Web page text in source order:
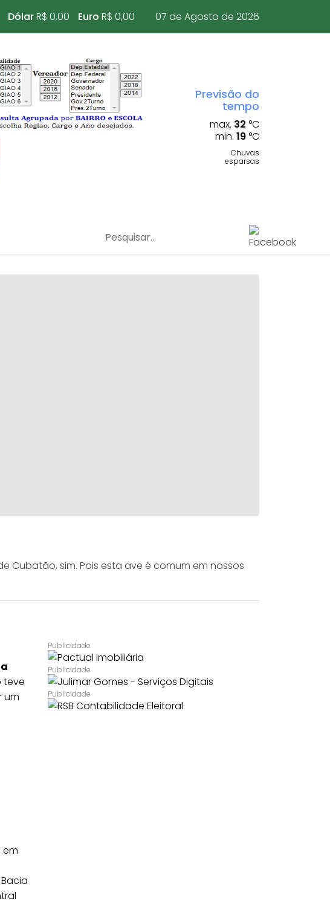
DólarR$ 0,00 Euro R$ 0,00 07 de Agosto de 2026
Previsão do
tempo
max. 32 °C
min. 19 °C
Chuvas
esparsas
Cubatão, sim. Pois esta ave é comum em nossos
teve
um
em